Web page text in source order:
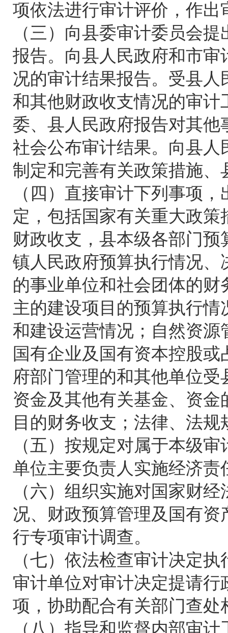
项依法进行审计评价，作
（三）向县委审计委员会
报告。向县人民政府和市
况的审计结果报告。受县
和其他财政收支情况的审
委、县人民政府报告对其
社会公布审计结果。向县
制定和完善有关政策措施
（四）直接审计下列事项
定，包括国家有关重大政
财政收支，县本级各部门
镇人民政府预算执行情况
的事业单位和社会团体的
主的建设项目的预算执行
和建设运营情况；自然资
国有企业及国有资本控股
府部门管理的和其他单位
资金及其他有关基金、资
目的财务收支；法律、法
（五）按规定对属于本级
单位主要负责人实施经济
（六）组织实施对国家财
况、财政预算管理及国有
行专项审计调查。
（七）依法检查审计决定
审计单位对审计决定提请
项，协助配合有关部门查处
（八）指导和监督内部审